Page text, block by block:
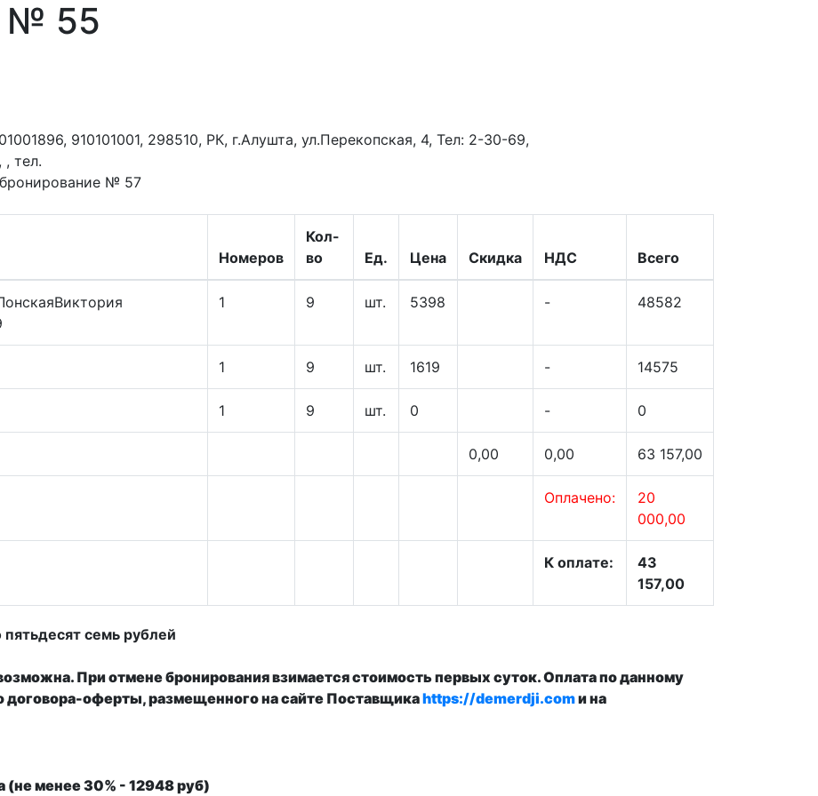
№ 55
910101001, 298510, РК, г.Алушта, ул.Перекопская, 4, Тел: 2-30-69,
тел.
№ 57
Номеров
Кол-
во
Ед. Цена Скидка НДС Всего
1 9 шт. 5398 - 48582
1 9 шт. 1619 - 14575
1 9 шт. 0 - 0
0,00 0,00 63 157,00
Оплачено:
20
000,00
К оплате:
43
157,00
семь рублей
При отмене бронирования взимается стоимость первых суток. Оплата по данному
договора-оферты, размещенного на сайте Поставщикаhttps://demerdji.comи на
менее 30% - 12948 руб)